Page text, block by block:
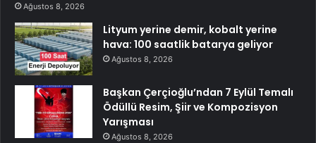
Ağustos 8, 2026
Lityum yerine demir, kobalt yerine
hava: 100 saatlik batarya geliyor
Ağustos 8, 2026
Başkan Çerçioğlu’ndan 7 Eylül Temalı
Ödüllü Resim, Şiir ve Kompozisyon
Yarışması
Ağustos 8, 2026